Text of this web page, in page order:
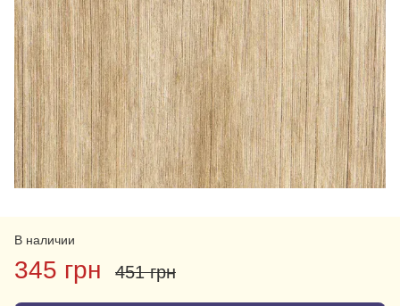
В наличии
345 грн 451 грн